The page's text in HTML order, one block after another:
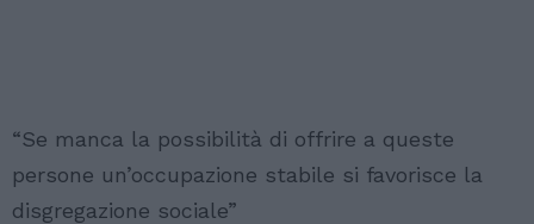
“Se manca la possibilità di offrire a queste
persone un’occupazione stabile si favorisce la
disgregazione sociale”